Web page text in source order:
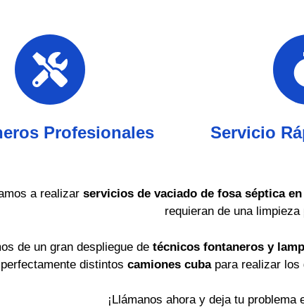
Profesionales Servicio
a realizar servicios de vaciado de fosa séptica
requieran de una
de un gran despliegue de técnicos fontaneros y
perfectamente distintos camiones cubapara realizar los
¡Llámanos ahora y deja tu